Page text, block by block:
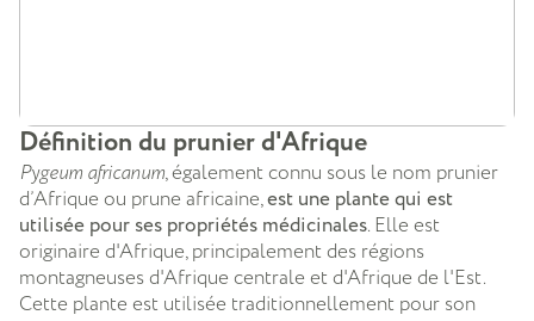
Définition du prunier d'Afrique
Pygeum africanum,également connu sous le nom prunier
d’Afrique ou prune africaine,est une plante qui est
utilisée pour ses propriétés médicinales. Elle est
originaire d'Afrique, principalement des régions
montagneuses d'Afrique centrale et d'Afrique de l'Est.
Cette plante est utilisée traditionnellement pour son